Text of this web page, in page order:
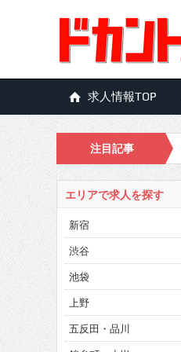
求人情報TOP
注目記事
エリアで求人を探す
新宿
渋谷
池袋
上野
五反田・品川